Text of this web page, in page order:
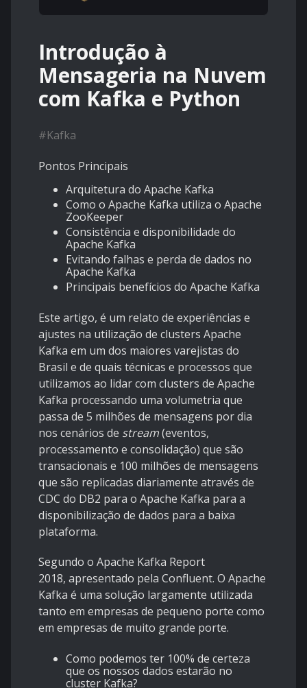
Introdução à
Mensageria na Nuvem
com Kafka e Python
#Kafka
Pontos Principais
Arquitetura do Apache Kafka
Como o Apache Kafka utiliza o Apache
ZooKeeper
Consistência e disponibilidade do
Apache Kafka
Evitando falhas e perda de dados no
Apache Kafka
Principais benefícios do Apache Kafka
Este artigo, é um relato de experiências e
ajustes na utilização de clusters Apache
Kafka em um dos maiores varejistas do
Brasil e de quais técnicas e processos que
utilizamos ao lidar com clusters de Apache
Kafka processando uma volumetria que
passa de 5 milhões de mensagens por dia
nos cenários de stream(eventos,
processamento e consolidação) que são
transacionais e 100 milhões de mensagens
que são replicadas diariamente através de
CDC do DB2 para o Apache Kafka para a
disponibilização de dados para a baixa
plataforma.
Segundo o Apache Kafka Report
2018, apresentado pela Confluent. O Apache
Kafka é uma solução largamente utilizada
tanto em empresas de pequeno porte como
em empresas de muito grande porte.
Como podemos ter 100% de certeza
que os nossos dados estarão no
cluster Kafka?